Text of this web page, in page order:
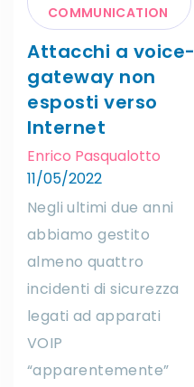
COMMUNICATION
Attacchi a voice-
gateway non
esposti verso
Internet
Enrico Pasqualotto
11/05/2022
Negli ultimi due anni
abbiamo gestito
almeno quattro
incidenti di sicurezza
legati ad apparati
VOIP
“apparentemente”